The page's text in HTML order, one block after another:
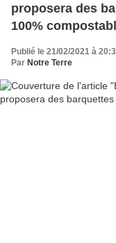
proposera des
100%
Publié le 21/02/2021 à
Par Notre Terre